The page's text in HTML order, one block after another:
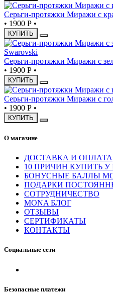
Серьги-протяжки Миражи с
• 1900 Р •
КУПИТЬ
Серьги-протяжки Миражи с
• 1900 Р •
КУПИТЬ
Серьги-протяжки Миражи с
• 1900 Р •
КУПИТЬ
О магазине
ДОСТАВКА И ОПЛАТА
10 ПРИЧИН КУПИТЬ У
БОНУСНЫЕ БАЛЛЫ
ПОДАРКИ
СОТРУДНИЧЕСТВО
MONA БЛОГ
ОТЗЫВЫ
СЕРТИФИКАТЫ
КОНТАКТЫ
Социальные сети
Безопасные платежи